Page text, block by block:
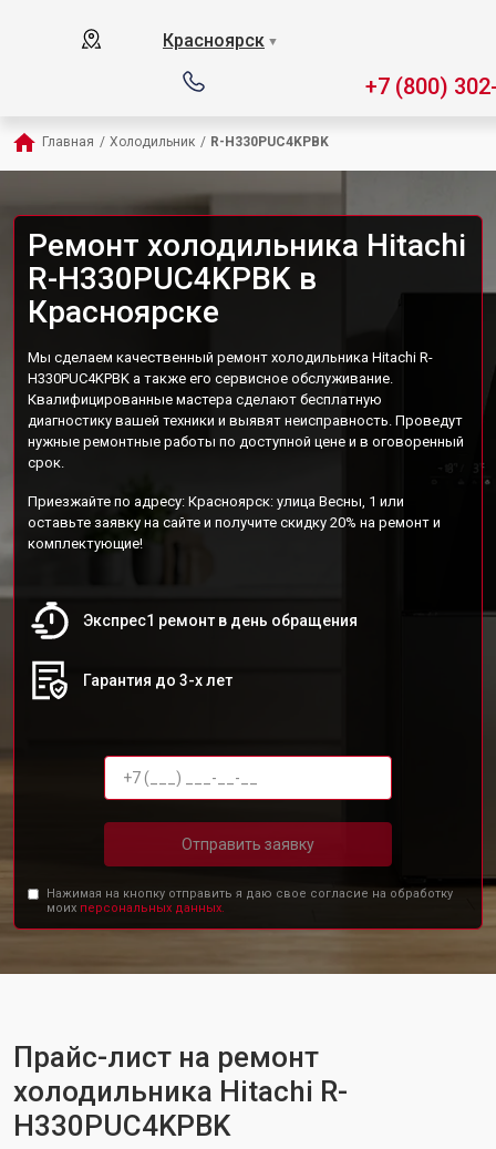
Красноярск ▼
+7 (800)
Главная / Холодильник / R-H330PUC4KPBK
Ремонт холодильника Hitachi
R-H330PUC4KPBK в
Красноярске
Мы сделаем качественный ремонт холодильника Hitachi R-
H330PUC4KPBK а также его сервисное обслуживание.
Квалифицированные мастера сделают бесплатную
диагностику вашей техники и выявят неисправность. Проведут
нужные ремонтные работы по доступной цене и в оговоренный
срок.
Приезжайте по адресу: Красноярск: улица Весны, 1 или
оставьте заявку на сайте и получите скидку 20% на ремонт и
комплектующие!
Экспрес1 ремонт в день обращения
Гарантия до 3-х лет
Отправить заявку
Нажимая на кнопку отправить я даю свое согласие на обработку
моих персональных данных.
Прайс-лист на ремонт
холодильника Hitachi R-
H330PUC4KPBK